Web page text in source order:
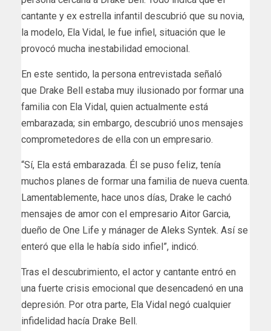
cantante y ex estrella infantil descubrió que su novia,
la modelo, Ela Vidal, le fue infiel, situación que le
provocó mucha inestabilidad emocional.
En este sentido, la persona entrevistada señaló
que Drake Bell estaba muy ilusionado por formar una
familia con Ela Vidal, quien actualmente está
embarazada; sin embargo, descubrió unos mensajes
comprometedores de ella con un empresario.
“Sí, Ela está embarazada. Él se puso feliz, tenía
muchos planes de formar una familia de nueva cuenta.
Lamentablemente, hace unos días, Drake le cachó
mensajes de amor con el empresario Aitor Garcia,
dueño de One Life y mánager de Aleks Syntek. Así se
enteró que ella le había sido infiel”, indicó.
Tras el descubrimiento, el actor y cantante entró en
una fuerte crisis emocional que desencadenó en una
depresión. Por otra parte, Ela Vidal negó cualquier
infidelidad hacía Drake Bell.